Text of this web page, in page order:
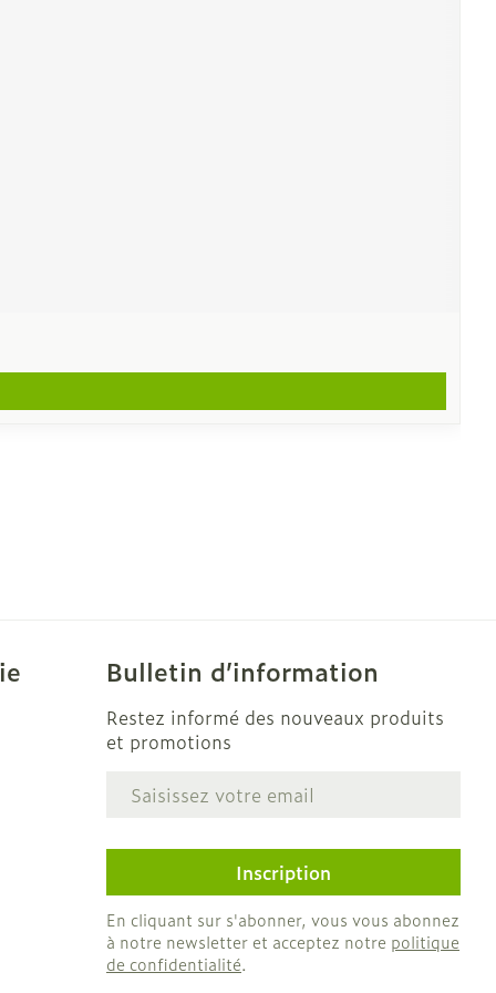
Bulletin d’information
Restez informé des nouveaux produits
et promotions
Adresse mail
Inscription
En cliquant sur s'abonner, vous vous abonnez
à notre newsletter et acceptez notre politique
de confidentialité.